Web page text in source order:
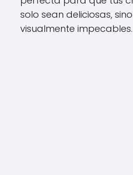
solo sean deliciosas,
visualmente impecables.